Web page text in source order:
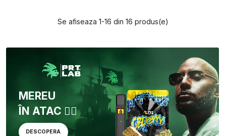
Se afiseaza 1-16 din 16 produs(e)
MEREU
ÎN ATAC 🏴‍☠️
DESCOPERA